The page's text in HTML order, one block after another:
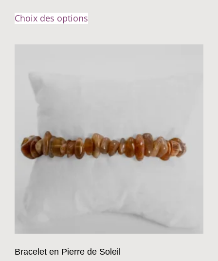
Choix des options
Bracelet en Pierre de Soleil